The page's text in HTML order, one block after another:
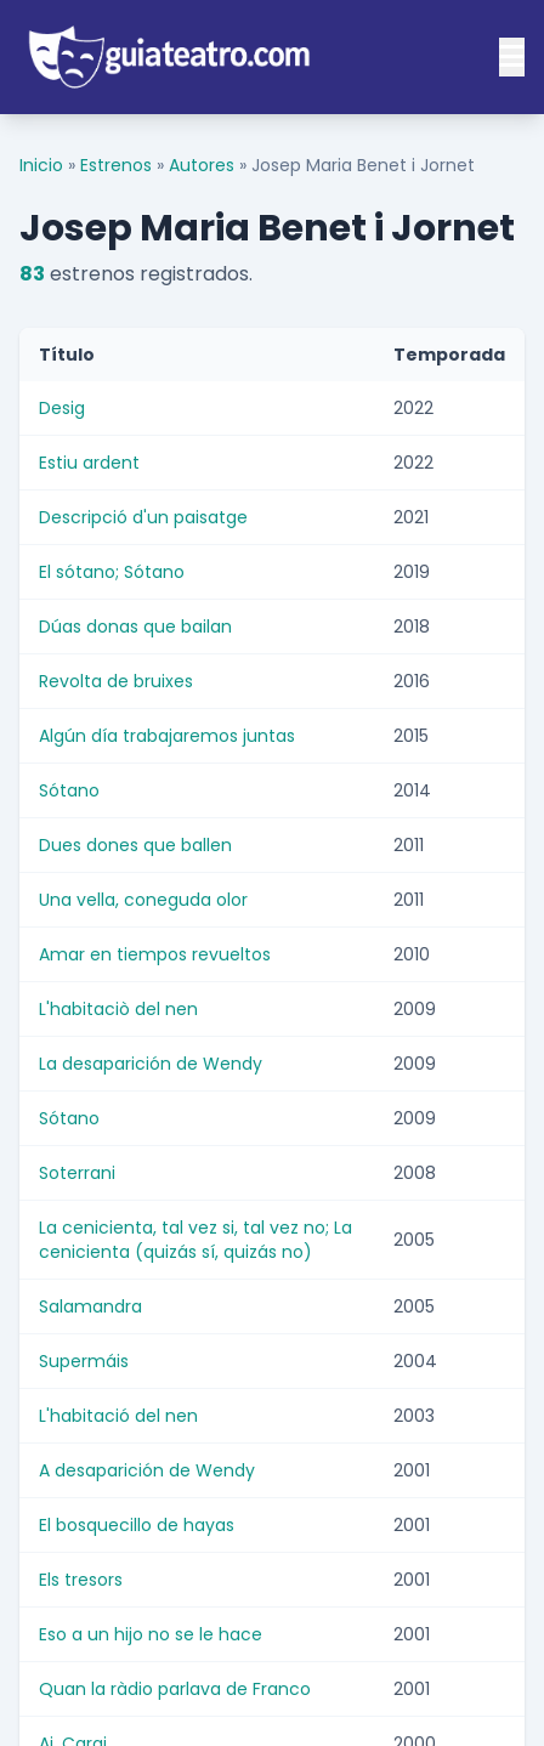
Inicio » Estrenos » Autores » Josep Maria Benet i Jornet
Josep Maria Benet i Jornet
83 estrenos registrados.
Título Temporada
Desig 2022
Estiu ardent 2022
Descripció d'un paisatge 2021
El sótano; Sótano 2019
Dúas donas que bailan 2018
Revolta de bruixes 2016
Algún día trabajaremos juntas 2015
Sótano 2014
Dues dones que ballen 2011
Una vella, coneguda olor 2011
Amar en tiempos revueltos 2010
L'habitaciò del nen 2009
La desaparición de Wendy 2009
Sótano 2009
Soterrani 2008
La cenicienta, tal vez si, tal vez no; La
cenicienta (quizás sí, quizás no)
2005
Salamandra 2005
Supermáis 2004
L'habitació del nen 2003
A desaparición de Wendy 2001
El bosquecillo de hayas 2001
Els tresors 2001
Eso a un hijo no se le hace 2001
Quan la ràdio parlava de Franco 2001